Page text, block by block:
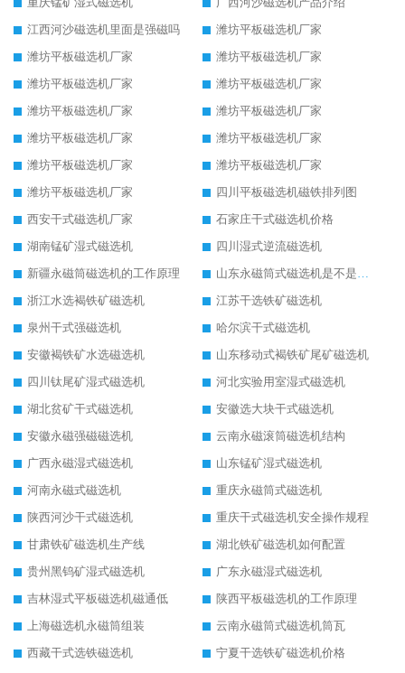
江西河沙磁选机里面是强磁吗
潍坊平板磁选机厂家
潍坊平板磁选机厂家
潍坊平板磁选机厂家
潍坊平板磁选机厂家
潍坊平板磁选机厂家
潍坊平板磁选机厂家
潍坊平板磁选机厂家
潍坊平板磁选机厂家
潍坊平板磁选机厂家
潍坊平板磁选机厂家
潍坊平板磁选机厂家
潍坊平板磁选机厂家
四川平板磁选机磁铁排列图
西安干式磁选机厂家
石家庄干式磁选机价格
湖南锰矿湿式磁选机
四川湿式逆流磁选机
新疆永磁筒磁选机的工作原理
山东永磁筒式磁选机是不是强磁
浙江水选褐铁矿磁选机
江苏干选铁矿磁选机
泉州干式强磁选机
哈尔滨干式磁选机
安徽褐铁矿水选磁选机
山东移动式褐铁矿尾矿磁选机
四川钛尾矿湿式磁选机
河北实验用室湿式磁选机
湖北贫矿干式磁选机
安徽选大块干式磁选机
安徽永磁强磁磁选机
云南永磁滚筒磁选机结构
广西永磁湿式磁选机
山东锰矿湿式磁选机
河南永磁式磁选机
重庆永磁筒式磁选机
陕西河沙干式磁选机
重庆干式磁选机安全操作规程
甘肃铁矿磁选机生产线
湖北铁矿磁选机如何配置
贵州黑钨矿湿式磁选机
广东永磁湿式磁选机
吉林湿式平板磁选机磁通低
陕西平板磁选机的工作原理
上海磁选机永磁筒组装
云南永磁筒式磁选机筒瓦
西藏干式选铁磁选机
宁夏干选铁矿磁选机价格